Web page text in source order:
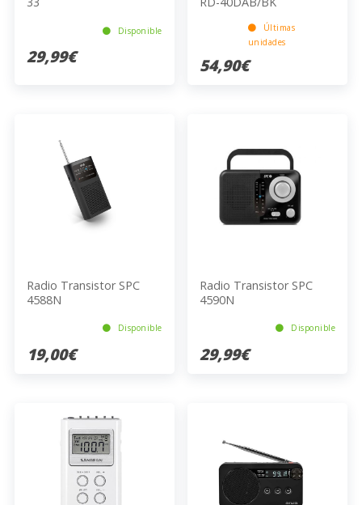
Disponible
29,99€
Últimas
unidades
54,90€
Radio Transistor SPC
4588N
Disponible
19,00€
Radio Transistor SPC
4590N
Disponible
29,99€